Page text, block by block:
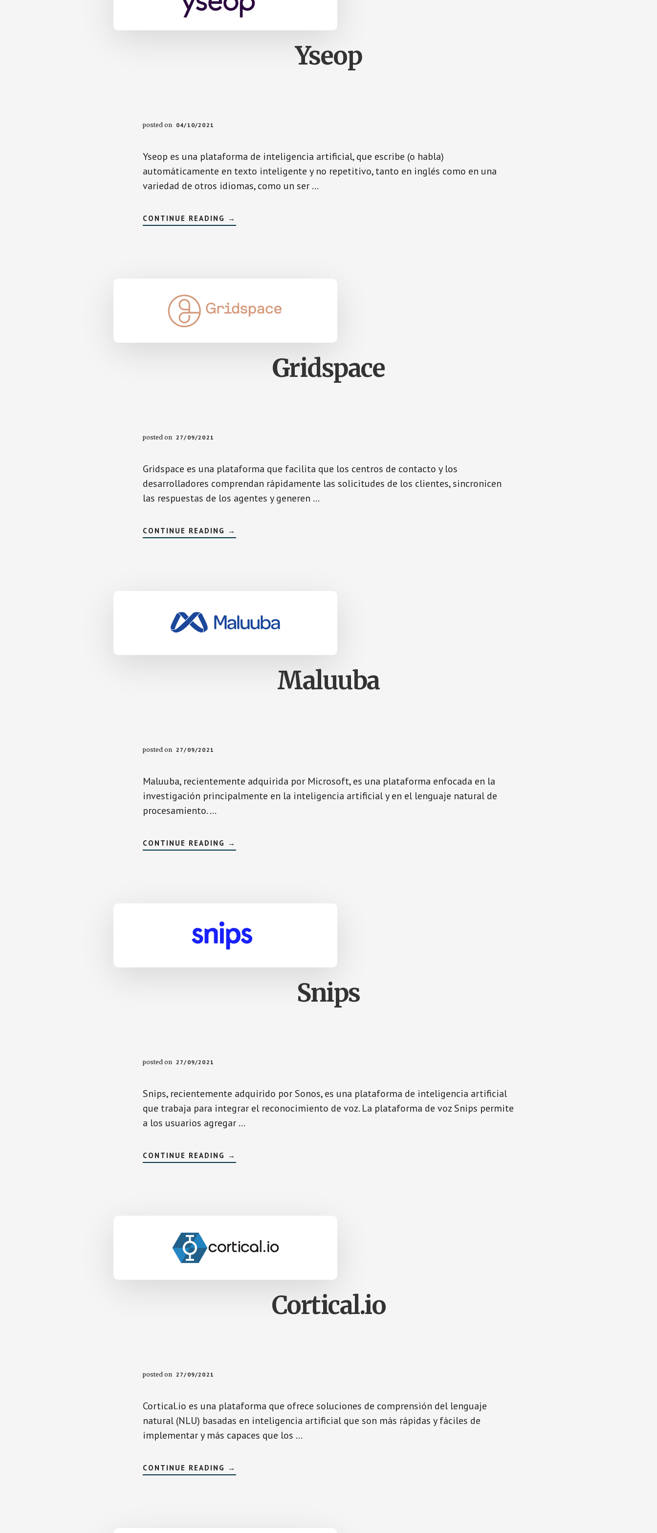
Yseop
posted on 04/10/2021
Yseop es una plataforma de inteligencia artificial, que escribe (o habla)
automáticamente en texto inteligente y no repetitivo, tanto en inglés como en una
variedad de otros idiomas, como un ser …
CONTINUE READING SOBREYSEOP
→
Gridspace
posted on 27/09/2021
Gridspace es una plataforma que facilita que los centros de contacto y los
desarrolladores comprendan rápidamente las solicitudes de los clientes, sincronicen
las respuestas de los agentes y generen …
CONTINUE READING SOBREGRIDSPACE
→
Maluuba
posted on 27/09/2021
Maluuba, recientemente adquirida por Microsoft, es una plataforma enfocada en la
investigación principalmente en la inteligencia artificial y en el lenguaje natural de
procesamiento. …
CONTINUE READING SOBREMALUUBA
→
Snips
posted on 27/09/2021
Snips, recientemente adquirido por Sonos, es una plataforma de inteligencia artificial
que trabaja para integrar el reconocimiento de voz. La plataforma de voz Snips permite
a los usuarios agregar …
CONTINUE READING SOBRESNIPS
→
Cortical.io
posted on 27/09/2021
Cortical.io es una plataforma que ofrece soluciones de comprensión del lenguaje
natural (NLU) basadas en inteligencia artificial que son más rápidas y fáciles de
implementar y más capaces que los …
CONTINUE READING SOBRECORTICAL.IO
→